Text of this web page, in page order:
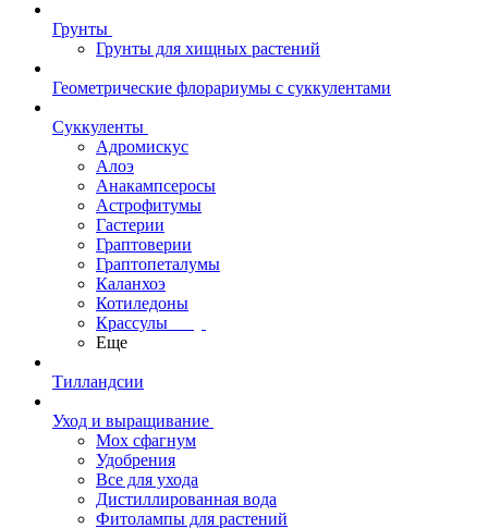
Грунты
Грунты для хищных растений
Геометрические флорариумы с суккулентами
Суккуленты
Адромискус
Алоэ
Анакампсеросы
Астрофитумы
Гастерии
Граптоверии
Граптопеталумы
Каланхоэ
Котиледоны
Крассулы
Еще
Тилландсии
Уход и выращивание
Мох сфагнум
Удобрения
Все для ухода
Дистиллированная вода
Фитолампы для растений